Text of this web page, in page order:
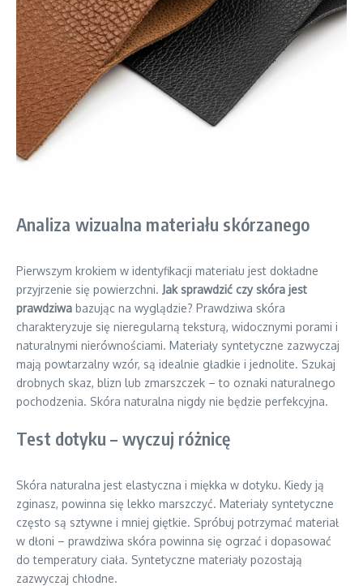
Analiza wizualna materiału skórzanego
Pierwszym krokiem w identyfikacji materiału jest dokładne
przyjrzenie się powierzchni. Jak sprawdzić czy skóra jest
prawdziwa bazując na wyglądzie? Prawdziwa skóra
charakteryzuje się nieregularną teksturą, widocznymi porami i
naturalnymi nierównościami. Materiały syntetyczne zazwyczaj
mają powtarzalny wzór, są idealnie gładkie i jednolite. Szukaj
drobnych skaz, blizn lub zmarszczek – to oznaki naturalnego
pochodzenia. Skóra naturalna nigdy nie będzie perfekcyjna.
Test dotyku – wyczuj różnicę
Skóra naturalna jest elastyczna i miękka w dotyku. Kiedy ją
zginasz, powinna się lekko marszczyć. Materiały syntetyczne
często są sztywne i mniej giętkie. Spróbuj potrzymać materiał
w dłoni – prawdziwa skóra powinna się ogrzać i dopasować
do temperatury ciała. Syntetyczne materiały pozostają
zazwyczaj chłodne.